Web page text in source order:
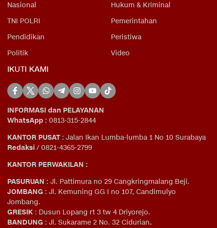
Nasional
Hukum & Kriminal
TNI POLRI
Pemerintahan
Pendidikan
Peristiwa
Politik
Video
IKUTI KAMI
INFORMASI dan PELAYANAN
WhatsApp : 0813-315-2844
KANTOR PUSAT: Jalan Ikan Lumba-lumba 1 No 10 Surabaya
Redaksi / 0821-4365-2799
KANTOR PERWAKILAN :
PASURUAN : Jl. Pattimura no 29 Cangkringmalang Beji.
JOMBANG : Jl. Kemuning GG I no 107, Candimulyo
Jombang.
GRESIK : Dusun Lopang rt 3 tw 4 Driyorejo.
BANDUNG : Jl. Sukarame 2 No. 32 Cidurian.